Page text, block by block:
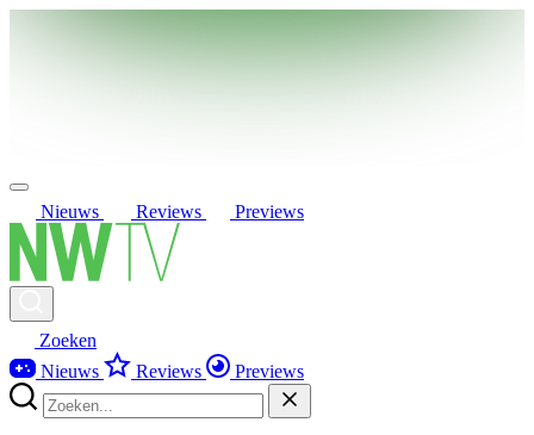
Nieuws Reviews Previews
Zoeken
Nieuws
Reviews Previews